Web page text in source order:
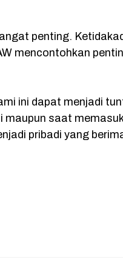
penting.
mencontohkan
ini dapat menjadi
maupun saat
pribadi yang